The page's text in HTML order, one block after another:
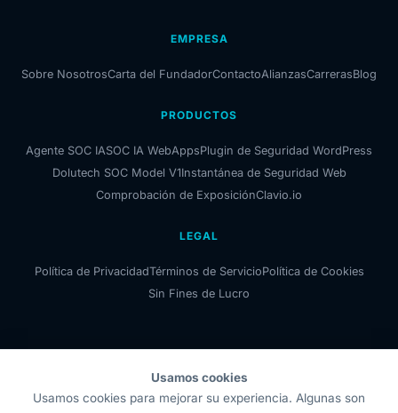
EMPRESA
Sobre NosotrosCarta del FundadorContactoAlianzasCarrerasBlog
PRODUCTOS
Agente SOC IASOC IA WebAppsPlugin de Seguridad WordPress
Dolutech SOC Model V1Instantánea de Seguridad Web
Comprobación de ExposiciónClavio.io
LEGAL
Política de PrivacidadTérminos de ServicioPolítica de Cookies
Sin Fines de Lucro
Dolutech OÜ
Usamos cookies
Usamos cookies para mejorar su experiencia. Algunas son